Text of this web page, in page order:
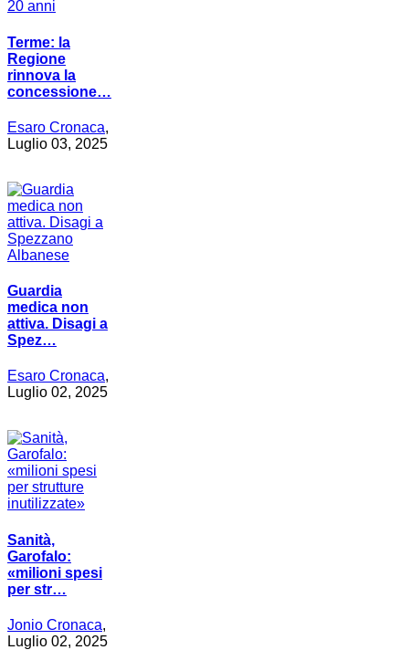
Terme: la
Regione
rinnova la
concessione…
Esaro Cronaca,
Luglio 03, 2025
Guardia
medica non
attiva. Disagi a
Spez…
Esaro Cronaca,
Luglio 02, 2025
Sanità,
Garofalo:
«milioni spesi
per str…
Jonio Cronaca,
Luglio 02, 2025